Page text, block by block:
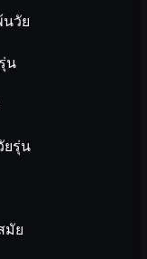
วัย
น
ยรุ่น
มัย